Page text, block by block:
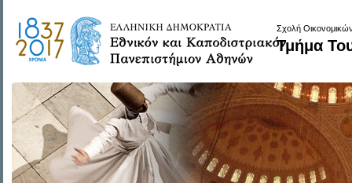
Σχολή
Τμήμα